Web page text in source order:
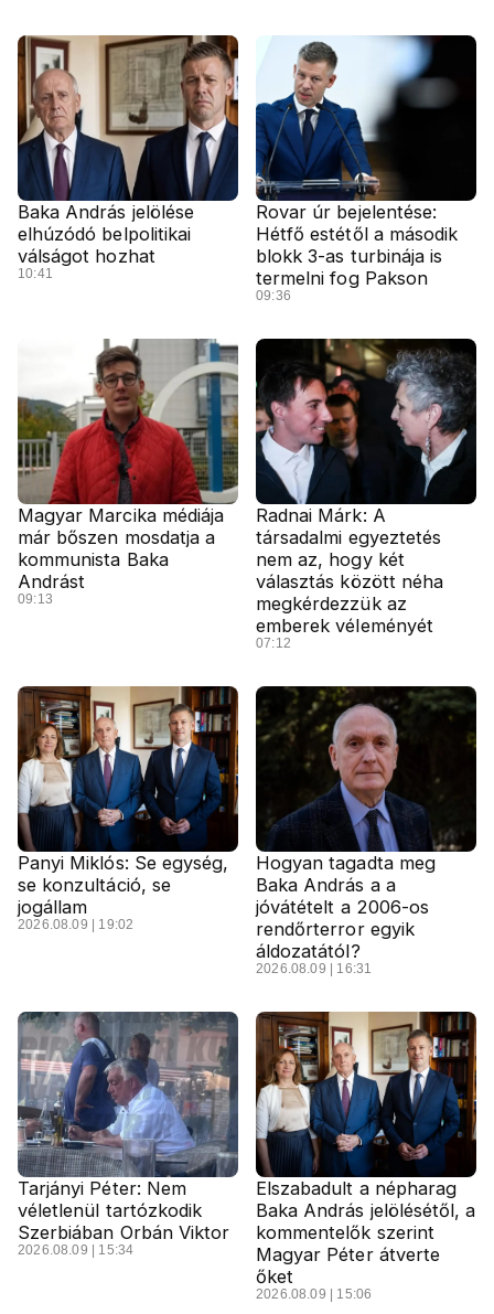
Baka András jelölése
elhúzódó belpolitikai
válságot hozhat
10:41
Rovar úr bejelentése:
Hétfő estétől a második
blokk 3-as turbinája is
termelni fog Pakson
09:36
Magyar Marcika médiája
már bőszen mosdatja a
kommunista Baka
Andrást
09:13
Radnai Márk: A
társadalmi egyeztetés
nem az, hogy két
választás között néha
megkérdezzük az
emberek véleményét
07:12
Panyi Miklós: Se egység,
se konzultáció, se
jogállam
2026.08.09 | 19:02
Hogyan tagadta meg
Baka András a a
jóvátételt a 2006-os
rendőrterror egyik
áldozatától?
2026.08.09 | 16:31
Tarjányi Péter: Nem
véletlenül tartózkodik
Szerbiában Orbán Viktor
2026.08.09 | 15:34
Elszabadult a népharag
Baka András jelölésétől, a
kommentelők szerint
Magyar Péter átverte
őket
2026.08.09 | 15:06